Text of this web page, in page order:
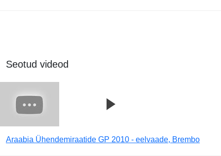
Seotud videod
Araabia Ühendemiraatide GP 2010 - eelvaade, Brembo